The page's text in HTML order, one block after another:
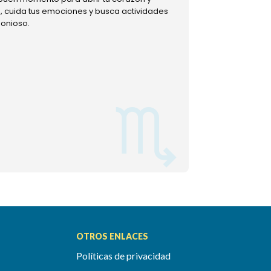
cuida tus emociones y busca actividades
OTROS ENLACES
Políticas de privacidad